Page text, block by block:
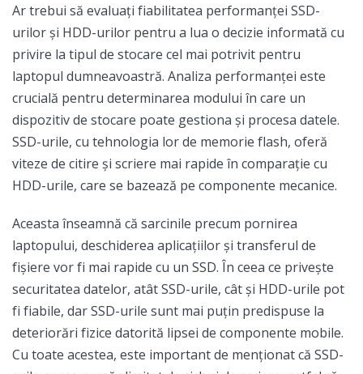
Ar trebui să evaluați fiabilitatea performanței SSD-
urilor și HDD-urilor pentru a lua o decizie informată cu
privire la tipul de stocare cel mai potrivit pentru
laptopul dumneavoastră. Analiza performanței este
crucială pentru determinarea modului în care un
dispozitiv de stocare poate gestiona și procesa datele.
SSD-urile, cu tehnologia lor de memorie flash, oferă
viteze de citire și scriere mai rapide în comparație cu
HDD-urile, care se bazează pe componente mecanice.
Aceasta înseamnă că sarcinile precum pornirea
laptopului, deschiderea aplicațiilor și transferul de
fișiere vor fi mai rapide cu un SSD. În ceea ce privește
securitatea datelor, atât SSD-urile, cât și HDD-urile pot
fi fiabile, dar SSD-urile sunt mai puțin predispuse la
deteriorări fizice datorită lipsei de componente mobile.
Cu toate acestea, este important de menționat că SSD-